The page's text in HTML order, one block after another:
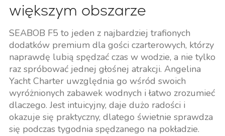
większym obszarze
SEABOB F5 to jeden z najbardziej trafionych
dodatków premium dla gości czarterowych, którzy
naprawdę lubią spędzać czas w wodzie, a nie tylko
raz spróbować jednej głośnej atrakcji. Angelina
Yacht Charter uwzględnia go wśród swoich
wyróżnionych zabawek wodnych i łatwo zrozumieć
dlaczego. Jest intuicyjny, daje dużo radości i
okazuje się praktyczny, dlatego świetnie sprawdza
się podczas tygodnia spędzanego na pokładzie.